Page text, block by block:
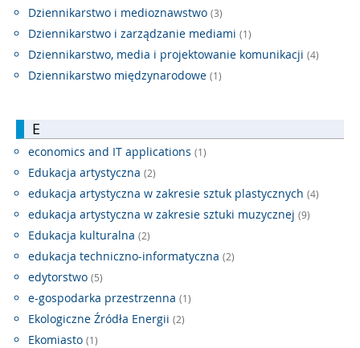
Dziennikarstwo i medioznawstwo (3)
Dziennikarstwo i zarządzanie mediami (1)
Dziennikarstwo, media i projektowanie komunikacji (4)
Dziennikarstwo międzynarodowe (1)
E
economics and IT applications (1)
Edukacja artystyczna (2)
edukacja artystyczna w zakresie sztuk plastycznych (4)
edukacja artystyczna w zakresie sztuki muzycznej (9)
Edukacja kulturalna (2)
edukacja techniczno-informatyczna (2)
edytorstwo (5)
e-gospodarka przestrzenna (1)
Ekologiczne Źródła Energii (2)
Ekomiasto (1)